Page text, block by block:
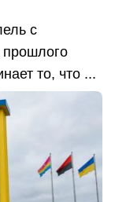
с
прошлого
то, что ...